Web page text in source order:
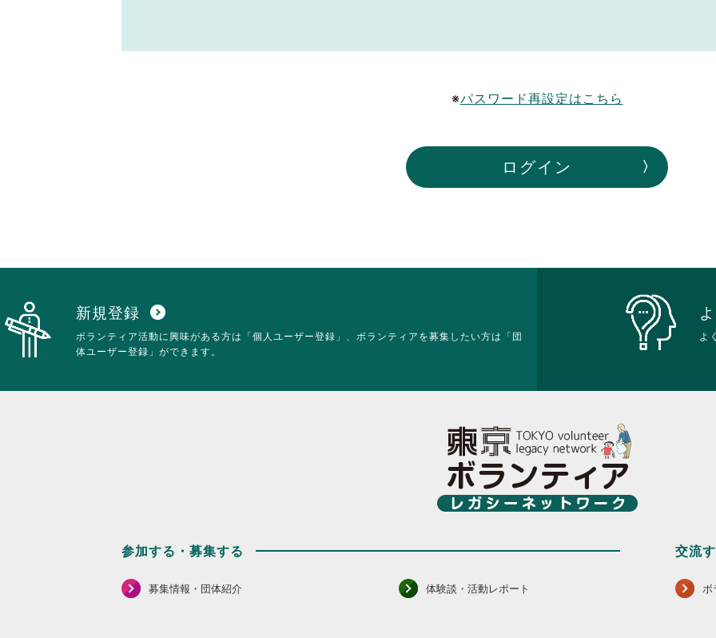
※パスワード再設定はこちら
ログイン
新規登録 expand_circle_down
ボランティア活動に興味がある方は「個人ユーザー登録」、ボランティアを募集したい方は「団
体ユーザー登録」ができます。
よ
参加する・募集する
募集情報・団体紹介 体験談・活動レポート
交流
ボ